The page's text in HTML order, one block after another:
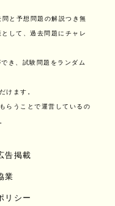
と予想問題の解説つき無
して、過去問題にチャレ
き、試験問題をランダム
けます。
らうことで運営しているの
告掲載
業
リシー